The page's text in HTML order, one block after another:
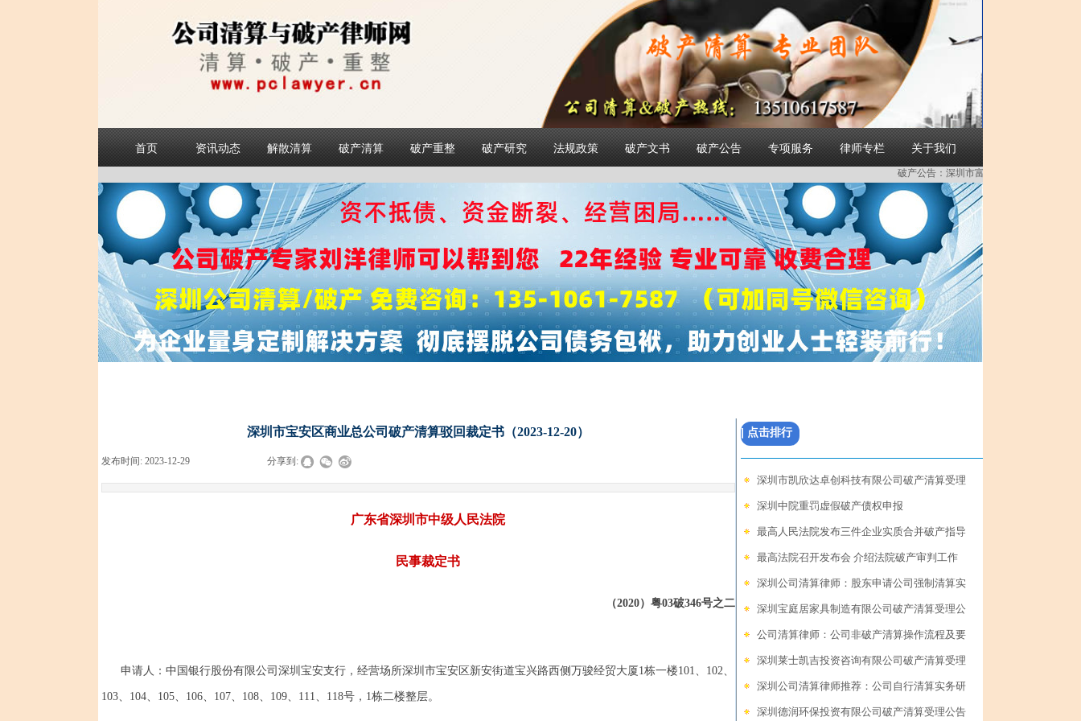
破产公告： 深圳市富吉源科技有限公司破产
首页 资讯动态 解散清算 破产清算 破产重整 破产研究 法规政策 破产文书 破产公告 专项服务 律师专栏 关于我们
简体中文
深圳市宝安区商业总公司破产清算驳回裁定书（2023-12-20）
发布时间: 2023-12-29 分享到:
广东省深圳市中级人民法院
民事裁定书
（2020）粤03破346号之二
申请人：中国银行股份有限公司深圳宝安支行，经营场所深圳市宝安区新安街道宝兴路西侧万骏经贸大厦1栋一楼101、102、
103、104、105、106、107、108、109、111、118号，1栋二楼整层。
| 点击排行
深圳市凯欣达卓创科技有限公司破产清算受理
深圳中院重罚虚假破产债权申报
最高人民法院发布三件企业实质合并破产指导
最高法院召开发布会 介绍法院破产审判工作
深圳公司清算律师：股东申请公司强制清算实
深圳宝庭居家具制造有限公司破产清算受理公
公司清算律师：公司非破产清算操作流程及要
深圳莱士凯吉投资咨询有限公司破产清算受理
深圳公司清算律师推荐：公司自行清算实务研
深圳德润环保投资有限公司破产清算受理公告